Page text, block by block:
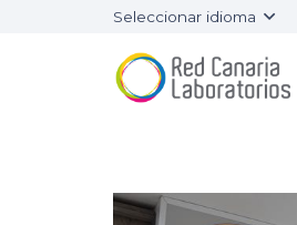
Seleccionar idioma